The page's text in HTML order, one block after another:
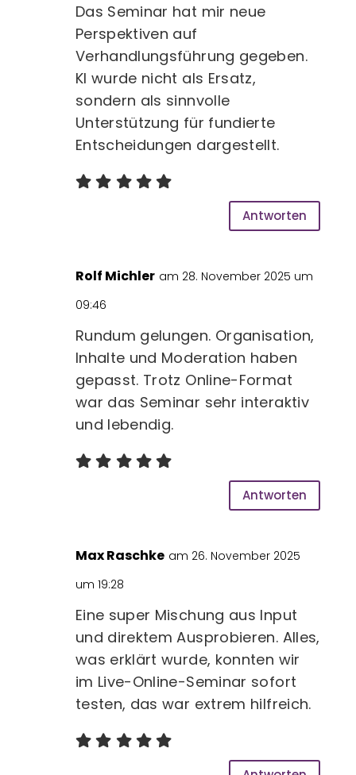
Das Seminar hat mir neue
Perspektiven auf
Verhandlungsführung gegeben.
KI wurde nicht als Ersatz,
sondern als sinnvolle
Unterstützung für fundierte
Entscheidungen dargestellt.
Antworten
Rolf Michler am 28. November 2025 um
09:46
Rundum gelungen. Organisation,
Inhalte und Moderation haben
gepasst. Trotz Online-Format
war das Seminar sehr interaktiv
und lebendig.
Antworten
Max Raschke am 26. November 2025
um 19:28
Eine super Mischung aus Input
und direktem Ausprobieren. Alles,
was erklärt wurde, konnten wir
im Live-Online-Seminar sofort
testen, das war extrem hilfreich.